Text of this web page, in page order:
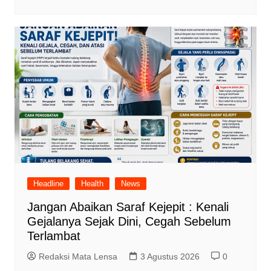
Headline Health News
Jangan Abaikan Saraf Kejepit : Kenali
Gejalanya Sejak Dini, Cegah Sebelum
Terlambat
Redaksi Mata Lensa 3 Agustus 2026 0